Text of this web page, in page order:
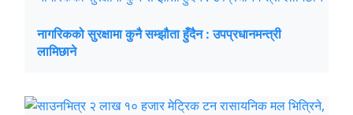
नागरिकको सुरक्षामा कुनै सम्झौता हुँदैन : उपप्रधानमन्त्री
लामिछाने